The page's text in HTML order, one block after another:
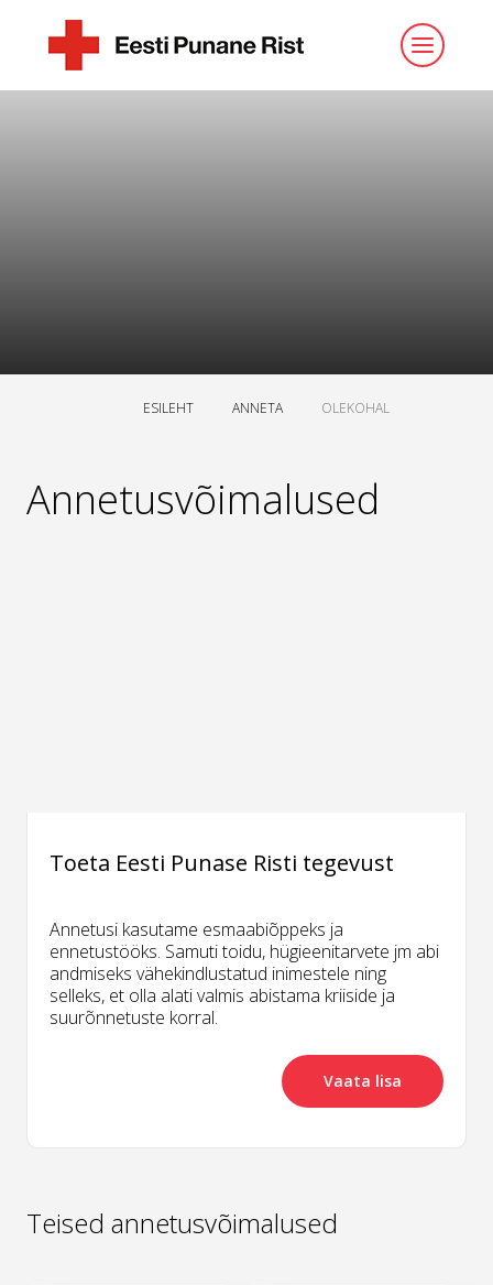
ESILEHT ANNETA OLEKOHAL
Annetusvõimalused
Toeta Eesti Punase Risti tegevust
Annetusi kasutame esmaabiõppeks ja
ennetustööks. Samuti toidu, hügieenitarvete jm abi
andmiseks vähekindlustatud inimestele ning
selleks, et olla alati valmis abistama kriiside ja
suurõnnetuste korral.
Vaata lisa
Teised annetusvõimalused